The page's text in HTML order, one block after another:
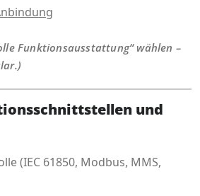
Funktionsausstattung“ wählen –
und
(IEC 61850, Modbus, MMS,